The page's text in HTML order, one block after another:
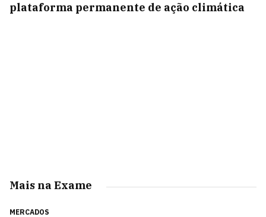
plataforma permanente de ação climática
Mais na Exame
MERCADOS